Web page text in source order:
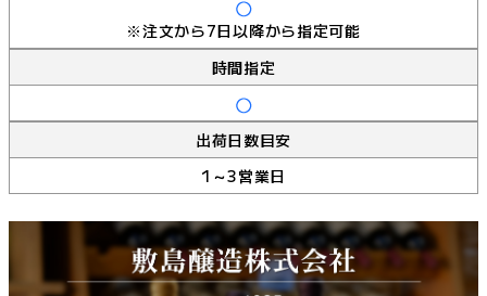
※注文から7日以降から指定可能
時間指定
出荷日数目安
1～3営業日